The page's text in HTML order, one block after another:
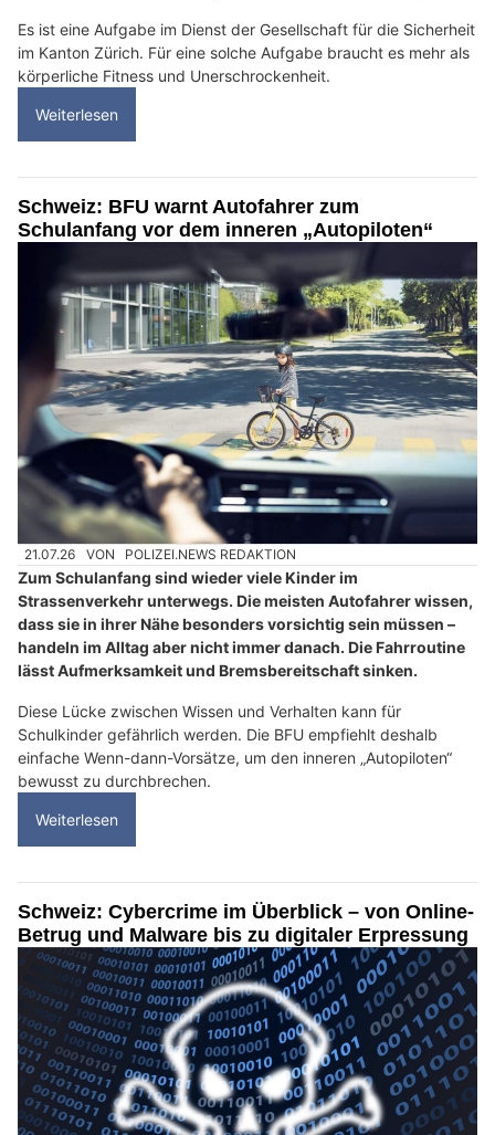
Es ist eine Aufgabe im Dienst der Gesellschaft für die Sicherheit
im Kanton Zürich. Für eine solche Aufgabe braucht es mehr als
körperliche Fitness und Unerschrockenheit.
Weiterlesen
Schweiz: BFU warnt Autofahrer zum
Schulanfang vor dem inneren „Autopiloten“
21.07.26 VON POLIZEI.NEWS REDAKTION
Zum Schulanfang sind wieder viele Kinder im
Strassenverkehr unterwegs. Die meisten Autofahrer wissen,
dass sie in ihrer Nähe besonders vorsichtig sein müssen –
handeln im Alltag aber nicht immer danach. Die Fahrroutine
lässt Aufmerksamkeit und Bremsbereitschaft sinken.
Diese Lücke zwischen Wissen und Verhalten kann für
Schulkinder gefährlich werden. Die BFU empfiehlt deshalb
einfache Wenn-dann-Vorsätze, um den inneren „Autopiloten“
bewusst zu durchbrechen.
Weiterlesen
Schweiz: Cybercrime im Überblick – von Online-
Betrug und Malware bis zu digitaler Erpressung